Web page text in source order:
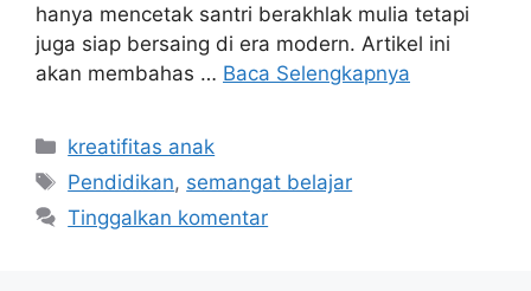
hanya mencetak santri berakhlak mulia tetapi
juga siap bersaing di era modern. Artikel ini
akan membahas … Baca Selengkapnya
Kategori
kreatifitas anak
Tag
Pendidikan, semangat belajar
Tinggalkan komentar